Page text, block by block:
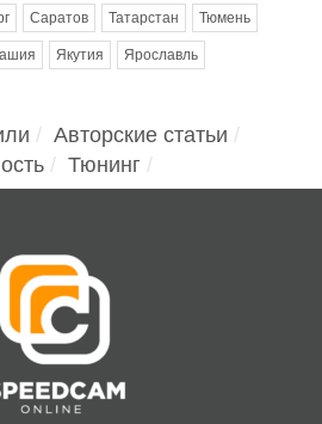
Саратов Татарстан Тюмень
Якутия Ярославль
Авторские статьи
Тюнинг